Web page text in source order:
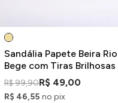
Sandália Papete Beira Rio
Bege com Tiras Brilhosas
R$ 99,90R$ 49,00
R$ 46,55 no pix